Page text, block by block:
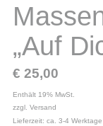
„Auf
€ 25,00
Enthält 19% MwSt.
zzgl. Versand
Lieferzeit: ca. 3-4 Werktage